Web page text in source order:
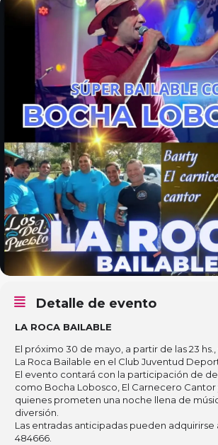
Detalle de evento
LA ROCA BAILABLE
El próximo 30 de mayo, a partir de las 23
La Roca Bailable en el Club Juventud
El evento contará con la participación de
como Bocha Lobosco, El Carnecero Cantor
quienes prometen una noche llena de
diversión.
Las entradas anticipadas pueden adquirirse
484666.